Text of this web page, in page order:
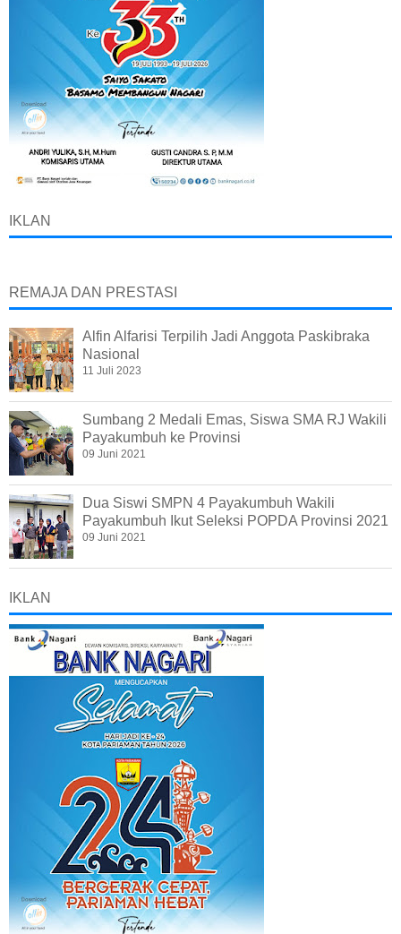
IKLAN
REMAJA DAN PRESTASI
Alfin Alfarisi Terpilih Jadi Anggota Paskibraka
Nasional
11 Juli 2023
Sumbang 2 Medali Emas, Siswa SMA RJ Wakili
Payakumbuh ke Provinsi
09 Juni 2021
Dua Siswi SMPN 4 Payakumbuh Wakili
Payakumbuh Ikut Seleksi POPDA Provinsi 2021
09 Juni 2021
IKLAN